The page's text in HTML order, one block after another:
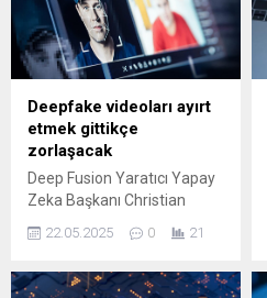
zirveye taşıdı. Verinin bulut
yerine fiziksel cihaz
üzerinde işlenmesi; hız,
enerji verimliliği ve veri ...
Deepfake videoları ayırt
etmek gittikçe
zorlaşacak
Deep Fusion Yaratıcı Yapay
Zeka Başkanı Christian
anlamak için çeşitli yollar
videodaki insanların
22.05.2025 0 21